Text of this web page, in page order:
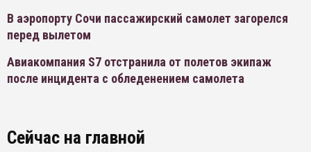
В аэропорту Сочи пассажирский самолет загорелся
перед вылетом
Авиакомпания S7 отстранила от полетов экипаж
после инцидента с обледенением самолета
Сейчас на главной